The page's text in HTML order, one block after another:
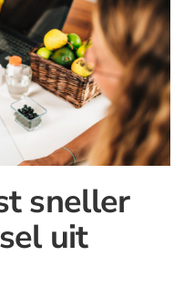
sneller
uit